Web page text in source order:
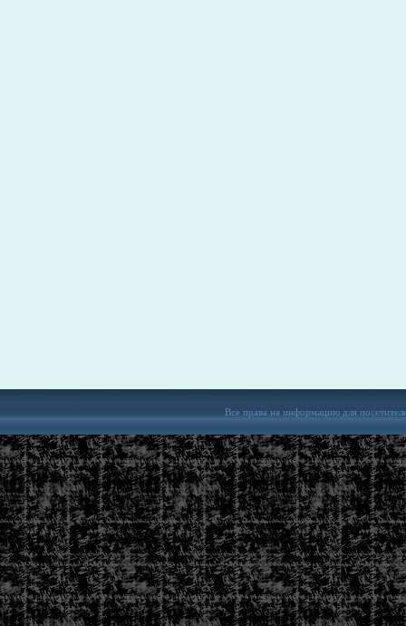
Все права на информацию для